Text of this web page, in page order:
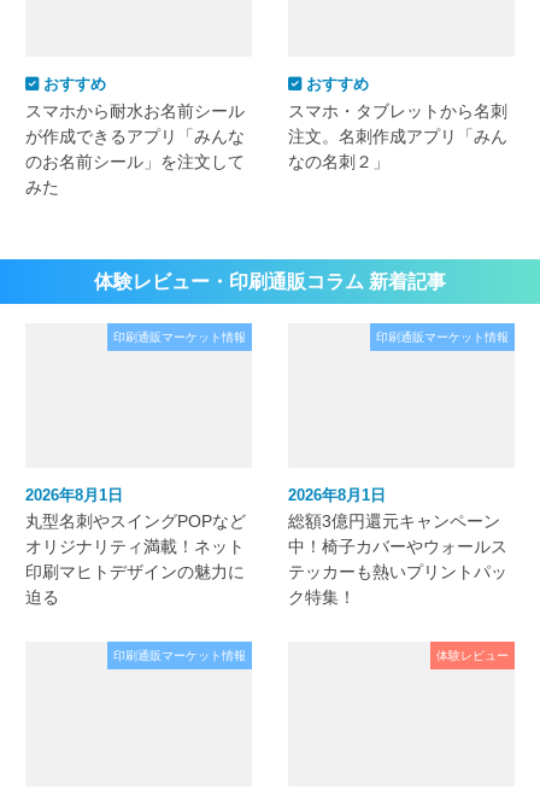
おすすめ
スマホから耐水お名前シール
が作成できるアプリ「みんな
のお名前シール」を注文して
みた
おすすめ
スマホ・タブレットから名刺
注文。名刺作成アプリ「みん
なの名刺２」
体験レビュー・印刷通販コラム 新着記事
印刷通販マーケット情報
2026年8月1日
丸型名刺やスイングPOPなど
オリジナリティ満載！ネット
印刷マヒトデザインの魅力に
迫る
印刷通販マーケット情報
2026年8月1日
総額3億円還元キャンペーン
中！椅子カバーやウォールス
テッカーも熱いプリントパッ
ク特集！
印刷通販マーケット情報 体験レビュー